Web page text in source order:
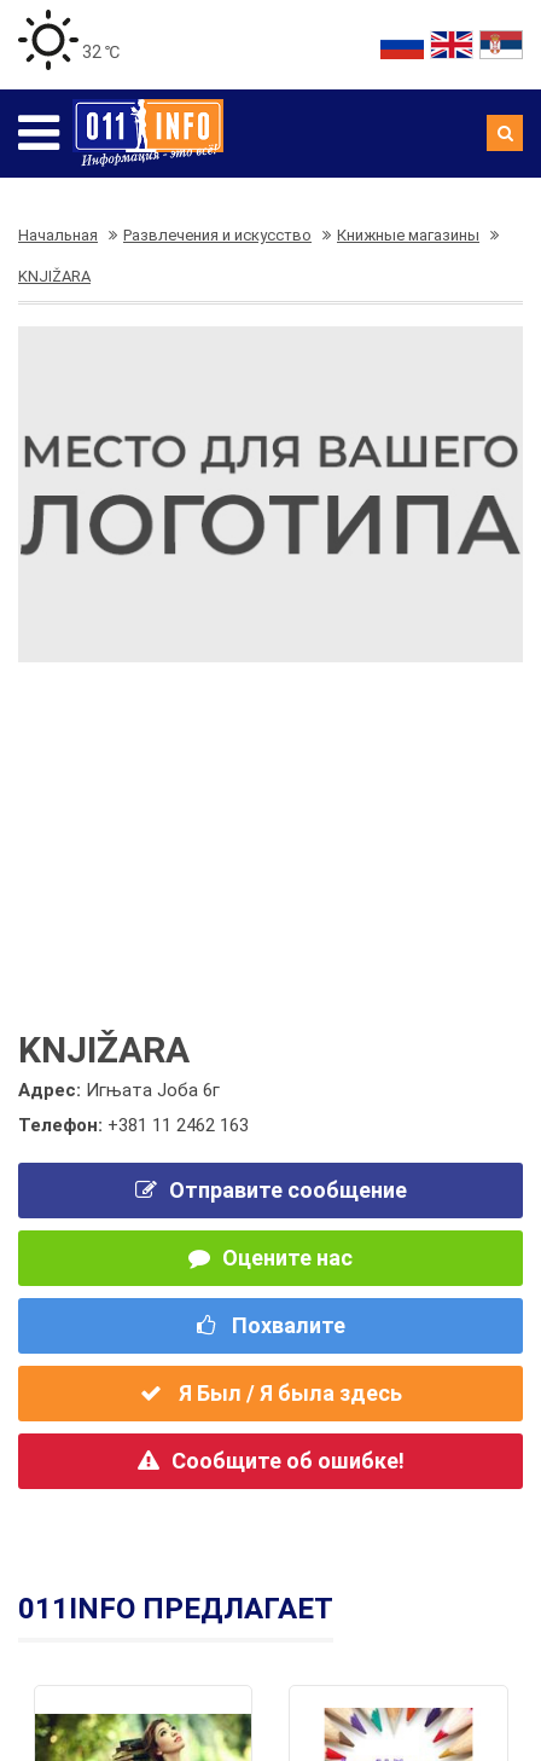
32 ℃
Начальная Развлечения и искусство Книжные магазины
KNJIŽARA
KNJIŽARA
Адрес: Игњата Јоба 6г
Телефон: +381 11 2462 163
Отправите сообщение
Оцените нас
Похвалите
Я Был / Я была здесь
Сообщите об ошибке!
011INFO ПРЕДЛАГАЕТ